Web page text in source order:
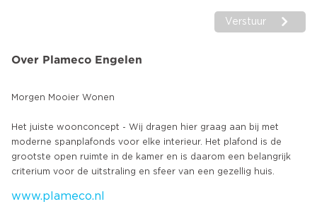
Verstuur
Over Plameco Engelen
Morgen Mooier Wonen
Het juiste woonconcept - Wij dragen hier graag aan bij met
moderne spanplafonds voor elke interieur. Het plafond is de
grootste open ruimte in de kamer en is daarom een belangrijk
www.plameco.nl